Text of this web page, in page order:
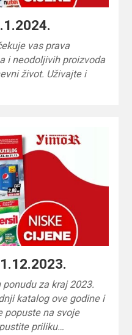
vas prava
i neodoljivih proizvoda
život. Uživajte i
za kraj 2023.
katalog ove godine i
popuste na svoje
priliku…